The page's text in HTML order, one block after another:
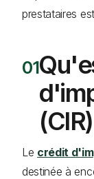
prestataires
Le crédit
destinée à